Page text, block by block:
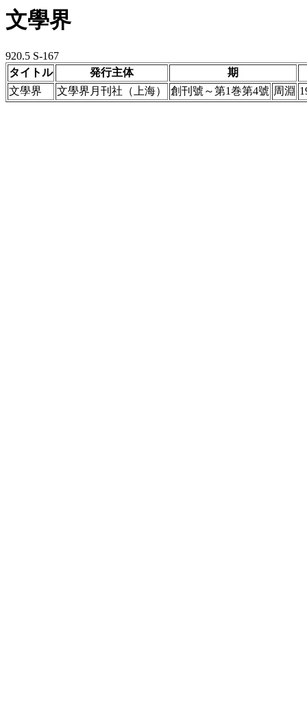
文學界
920.5 S-167
タイトル
発行主体
期
文學界
文學界月刊社（上海） 創刊號～第1巻第4號 周淵